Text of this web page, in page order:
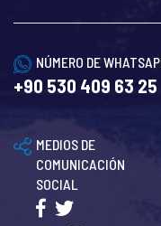
NÚMERO DE
+90 530 409 63 25
MEDIOS DE
COMUNICACIÓN
SOCIAL